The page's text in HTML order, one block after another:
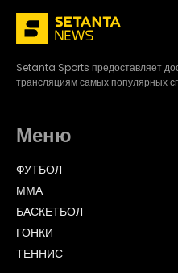
Setanta Sports предоставляет
трансляциям самых популярных
Меню
ФУТБОЛ
ММА
БАСКЕТБОЛ
ГОНКИ
ТЕННИС